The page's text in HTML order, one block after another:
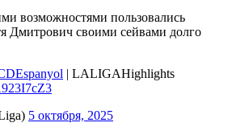
возможностями пользовались
Дмитрович своими сейвами долго
| LALIGAHighlights
5 октября, 2025